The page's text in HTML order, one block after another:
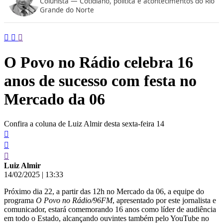
conteúdo
Grande do Norte
O Povo no Rádio celebra 16
anos de sucesso com festa no
Mercado da 06
Confira a coluna de Luiz Almir desta sexta-feira 14
Luiz Almir
14/02/2025 | 13:33
Próximo dia 22, a partir das 12h no Mercado da 06, a equipe do
programa O Povo no Rádio/96FM, apresentado por este jornalista e
comunicador, estará comemorando 16 anos como líder de audiência
em todo o Estado, alcançando ouvintes também pelo YouTube no